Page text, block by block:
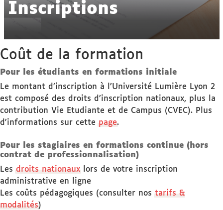
Inscriptions
Coût de la formation
Pour les étudiants en formations initiale
Le montant d’inscription à l’Université Lumière Lyon 2
est composé des droits d’inscription nationaux, plus la
contribution Vie Etudiante et de Campus (CVEC). Plus
d'informations sur cette page.
Pour les stagiaires en formations continue (hors
contrat de professionnalisation)
Les droits nationaux lors de votre inscription
administrative en ligne
Les coûts pédagogiques (consulter nos tarifs &
modalités)